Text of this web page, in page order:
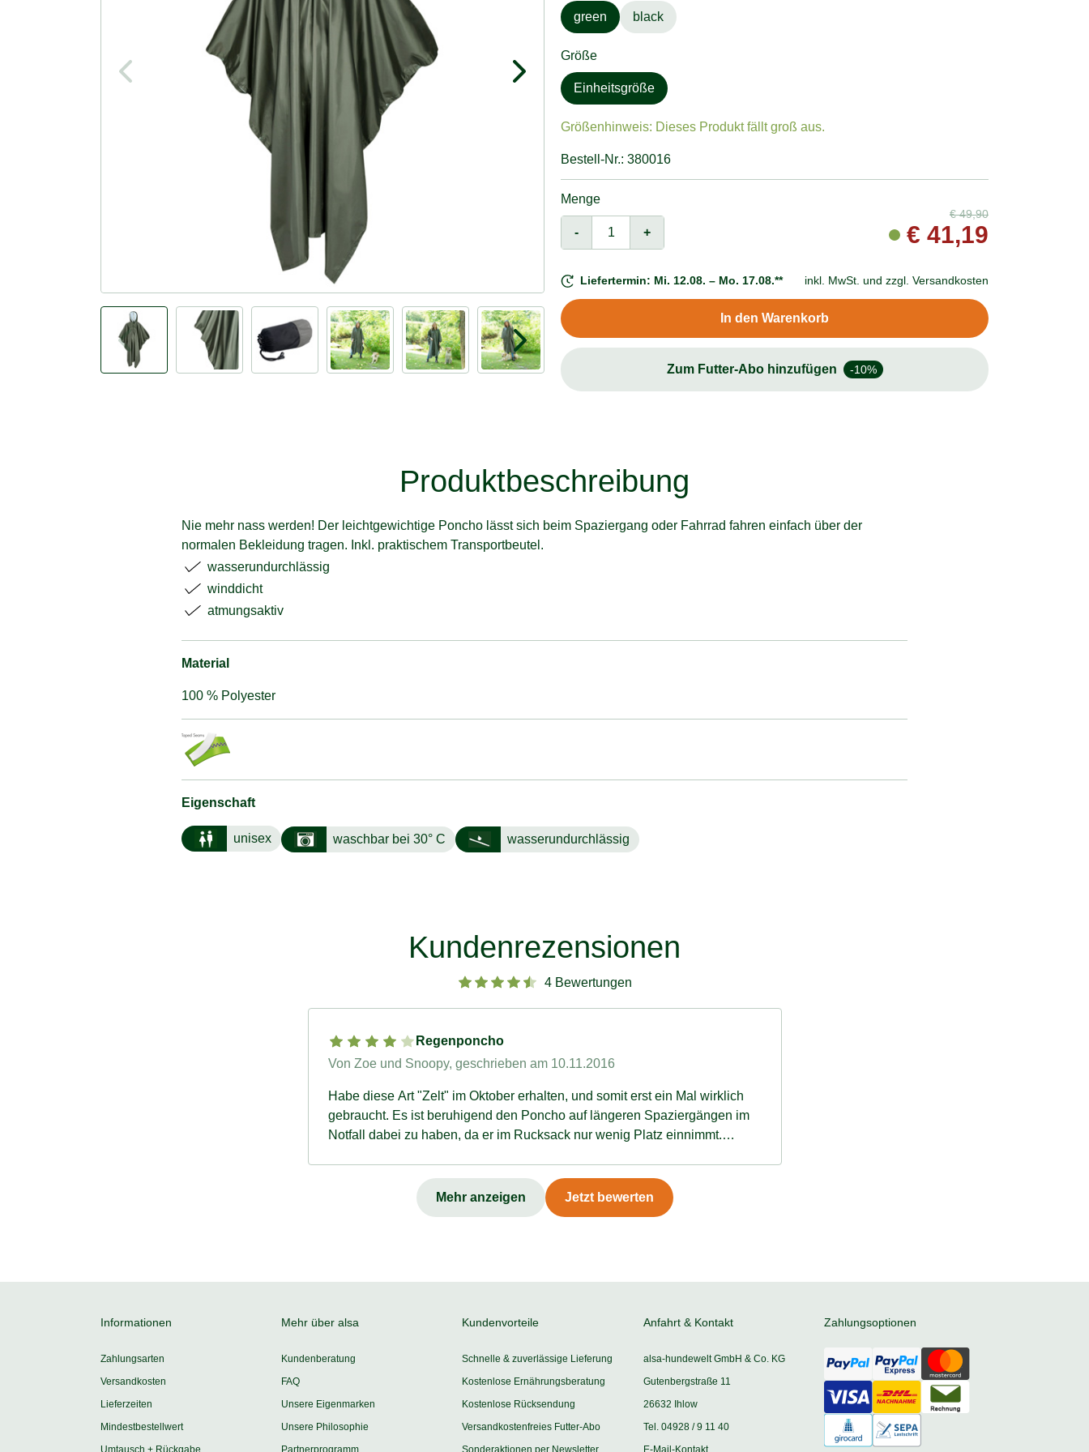
green black
Größe
Einheitsgröße
Größenhinweis: Dieses Produkt fällt groß aus.
Bestell-Nr.: 380016
Menge
- +
€49,90
€ 41,19
inkl. MwSt. und zzgl. Versandkosten
Liefertermin: Mi. 12.08. – Mo. 17.08.**
In den Warenkorb
Zum Futter-Abo hinzufügen -10%
Produktbeschreibung
Nie mehr nass werden! Der leichtgewichtige Poncho lässt sich beim Spaziergang oder Fahrrad fahren einfach über der
normalen Bekleidung tragen. Inkl. praktischem Transportbeutel.
wasserundurchlässig
winddicht
atmungsaktiv
Material
100 % Polyester
Eigenschaft
unisex waschbar bei 30° C wasserundurchlässig
Kundenrezensionen
4 Bewertungen
Regenponcho
Von Zoe und Snoopy, geschrieben am 10.11.2016
Habe diese Art "Zelt" im Oktober erhalten, und somit erst ein Mal wirklich
gebraucht. Es ist beruhigend den Poncho auf längeren Spaziergängen im
Notfall dabei zu haben, da er im Rucksack nur wenig Platz einnimmt.
diesem Umhang, um nicht hängen zu bleiben.
Mehr anzeigen Jetzt bewerten
Informationen
Zahlungsarten
Versandkosten
Lieferzeiten
Mindestbestellwert
Umtausch + Rückgabe
Mehr über alsa
Kundenberatung
FAQ
Unsere Eigenmarken
Unsere Philosophie
Partnerprogramm
Kundenvorteile
Schnelle & zuverlässige Lieferung
Kostenlose Ernährungsberatung
Kostenlose Rücksendung
Versandkostenfreies Futter-Abo
Sonderaktionen per Newsletter
Anfahrt & Kontakt
alsa-hundewelt GmbH & Co. KG
Gutenbergstraße 11
26632 Ihlow
Tel. 04928 / 9 11 40
E-Mail-Kontakt
Zahlungsoptionen